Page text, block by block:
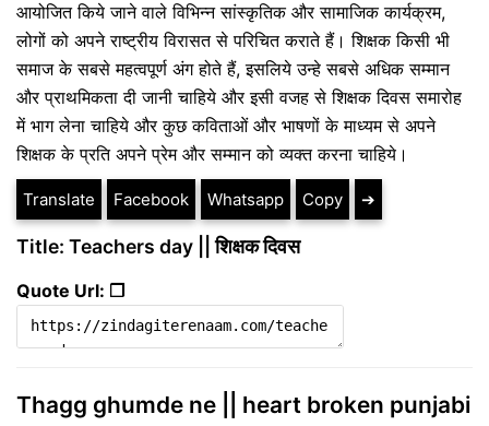
आयोजित किये जाने वाले विभिन्न सांस्कृतिक और सामाजिक कार्यक्रम,
लोगों को अपने राष्ट्रीय विरासत से परिचित कराते हैं। शिक्षक किसी भी
समाज के सबसे महत्वपूर्ण अंग होते हैं, इसलिये उन्हे सबसे अधिक सम्मान
और प्राथमिकता दी जानी चाहिये और इसी वजह से शिक्षक दिवस समारोह
में भाग लेना चाहिये और कुछ कविताओं और भाषणों के माध्यम से अपने
शिक्षक के प्रति अपने प्रेम और सम्मान को व्यक्त करना चाहिये।
Translate Facebook Whatsapp Copy ➔
Title: Teachers day || शिक्षक दिवस
Quote Url: ❐
Thagg ghumde ne || heart broken punjabi